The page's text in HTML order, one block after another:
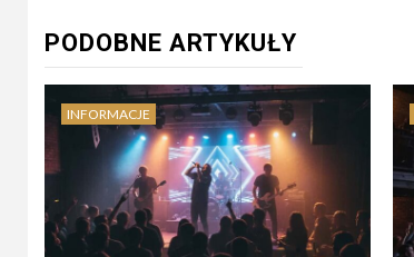
PODOBNE ARTYKUŁY
INFORMACJE